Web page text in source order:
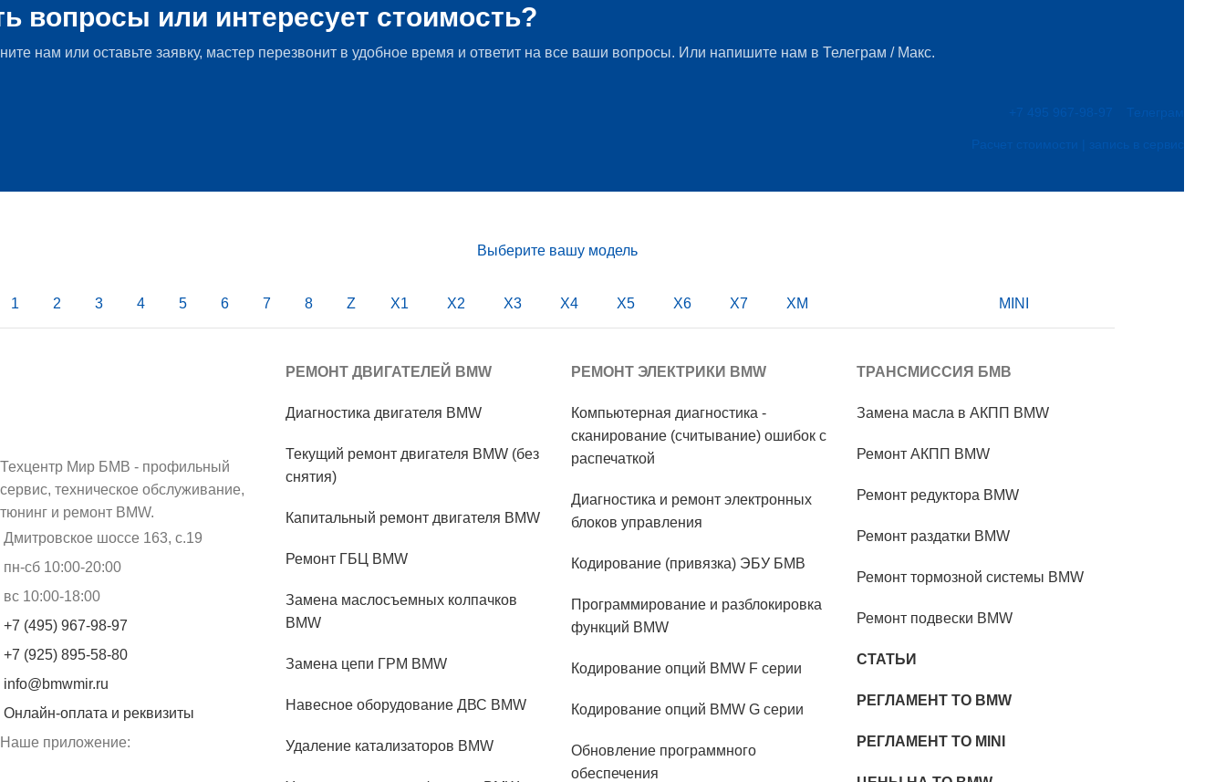
вопросы или интересует стоимость?
нам или оставьте заявку, мастер перезвонит в удобное время и ответит на все ваши вопросы. Или напишите нам в Телеграм / Макс.
+7 495 967-98-97 Телеграм
Расчет стоимости | запись в сервис
Выберите вашу модель
1 2 3 4 5 6 7 8 Z X1 X2 X3 X4 X5 X6 X7 XM MINI
Техцентр Мир БМВ - профильный
сервис, техническое обслуживание,
тюнинг и ремонт BMW.
Дмитровское шоссе 163, с.19
пн-сб 10:00-20:00
вс 10:00-18:00
+7 (495) 967-98-97
+7 (925) 895-58-80
info@bmwmir.ru
Онлайн-оплата и реквизиты
Наше приложение:
РЕМОНТ ДВИГАТЕЛЕЙ BMW
Диагностика двигателя BMW
Текущий ремонт двигателя BMW (без
снятия)
Капитальный ремонт двигателя BMW
Ремонт ГБЦ BMW
Замена маслосъемных колпачков
BMW
Замена цепи ГРМ BMW
Навесное оборудование ДВС BMW
Удаление катализаторов BMW
РЕМОНТ ЭЛЕКТРИКИ BMW
Компьютерная диагностика -
сканирование (считывание) ошибок с
распечаткой
Диагностика и ремонт электронных
блоков управления
Кодирование (привязка) ЭБУ БМВ
Программирование и разблокировка
функций BMW
Кодирование опций BMW F серии
Кодирование опций BMW G серии
Обновление программного
обеспечения
ТРАНСМИССИЯ БМВ
Замена масла в АКПП BMW
Ремонт АКПП BMW
Ремонт редуктора BMW
Ремонт раздатки BMW
Ремонт тормозной системы BMW
Ремонт подвески BMW
СТАТЬИ
РЕГЛАМЕНТ ТО BMW
РЕГЛАМЕНТ ТО MINI